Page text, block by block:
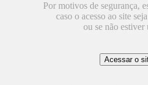
Por motivos de segurança,
caso o acesso ao site
ou se não